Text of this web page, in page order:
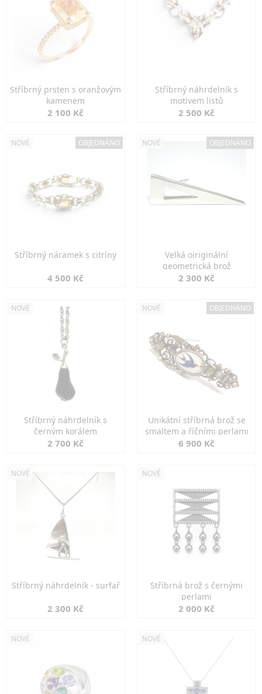
Stříbrný prsten s oranžovým
kamenem
2 100 Kč
Stříbrný náhrdelník s
motivem listů
2 500 Kč
NOVÉ OBJEDNÁNO
Stříbrný náramek s citríny
4 500 Kč
NOVÉ OBJEDNÁNO
Velká oiriginální
geometrická brož
2 300 Kč
NOVÉ
Stříbrný náhrdelník s
černým korálem
2 700 Kč
NOVÉ OBJEDNÁNO
Unikátní stříbrná brož se
smaltem a říčními perlami
6 900 Kč
NOVÉ
Stříbrný náhrdelník - surfař
2 300 Kč
NOVÉ
Stříbrná brož s černými
perlami
2 000 Kč
NOVÉ NOVÉ